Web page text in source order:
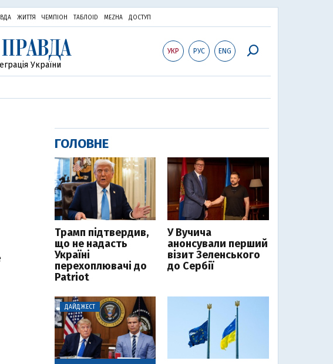
ЖИТТЯ ЧЕМПІОН ТАБЛОID MEZHA ДОСТУП
УКР РУС ENG
України
ГОЛОВНЕ
Трамп підтвердив,
що не надасть
Україні
перехоплювачі до
Patriot
У Вучича
анонсували перший
візит Зеленського
до Сербії
ДАЙДЖЕСТ